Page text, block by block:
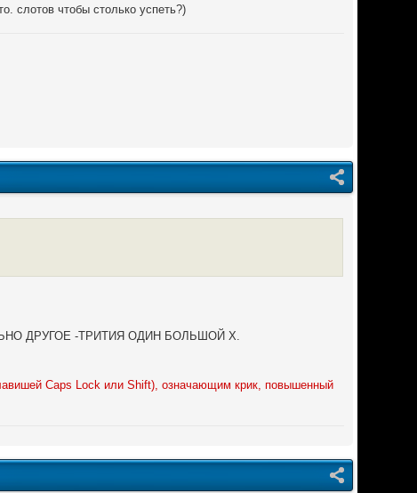
слотов чтобы столько успеть?)
ДРУГОЕ -ТРИТИЯ ОДИН БОЛЬШОЙ Х.
Caps Lock или Shift), означающим крик, повышенный